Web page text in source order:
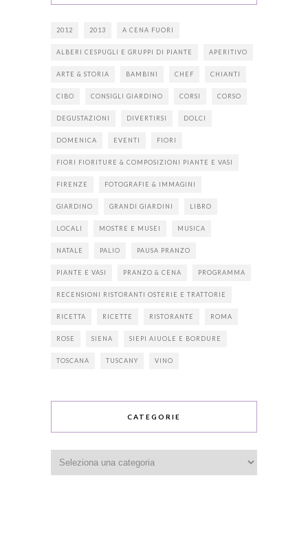
2012 2013 A CENA FUORI
ALBERI CESPUGLI E GRUPPI DI PIANTE APERITIVO
ARTE & STORIA BAMBINI CHEF CHIANTI
CIBO CONSIGLI GIARDINO CORSI CORSO
DEGUSTAZIONI DIVERTIRSI DOLCI
DOMENICA EVENTI FIORI
FIORI FIORITURE & COMPOSIZIONI PIANTE E VASI
FIRENZE FOTOGRAFIE & IMMAGINI
GIARDINO GRANDI GIARDINI LIBRO
LOCALI MOSTRE E MUSEI MUSICA
NATALE PALIO PAUSA PRANZO
PIANTE E VASI PRANZO & CENA PROGRAMMA
RECENSIONI RISTORANTI OSTERIE E TRATTORIE
RICETTA RICETTE RISTORANTE ROMA
ROSE SIENA SIEPI AIUOLE E BORDURE
TOSCANA TUSCANY VINO
CATEGORIE